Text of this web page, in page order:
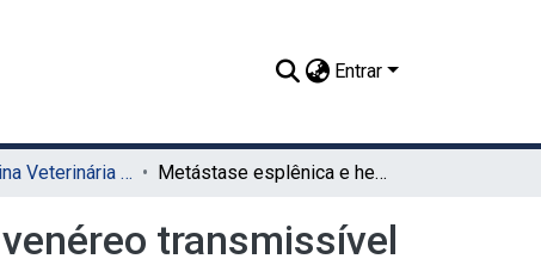
Entrar
TCC - Medicina Veterinária (Sede) Metástase esplênica e hepática em cão com tumor venéreo transmissível Plasmocitóide - relato de caso
transmissível